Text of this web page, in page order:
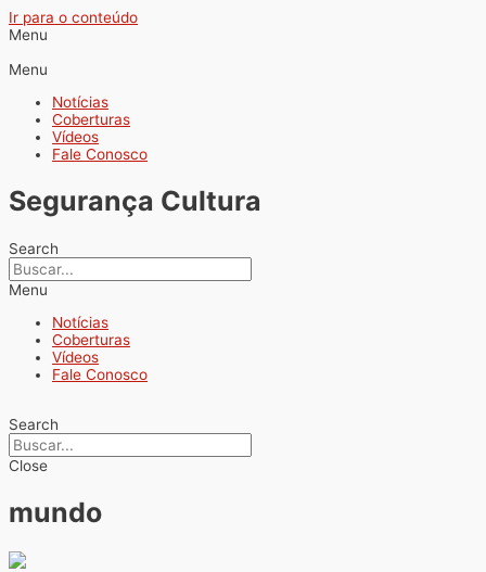
Ir para o conteúdo
Menu
Menu
Notícias
Coberturas
Vídeos
Fale Conosco
Segurança Cultura
Search
Menu
Notícias
Coberturas
Vídeos
Fale Conosco
Search
Close
mundo